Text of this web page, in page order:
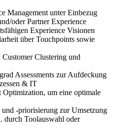
Management unter Einbezug
oder Partner Experience
Experience Visionen
über Touchpoints sowie
Clustering und
Assessments zur Aufdeckung
& IT
um eine optimale
-priorisierung zur Umsetzung
durch Toolauswahl oder